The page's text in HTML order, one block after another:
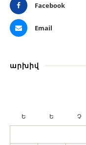
Facebook
Email
արխիվ
Ե Ե Չ